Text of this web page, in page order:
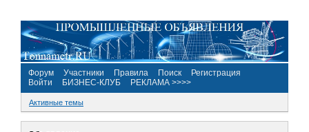
Форум Участники Правила Поиск
Регистрация
Войти
БИЗНЕС-КЛУБ РЕКЛАМА >>>>
Активные темы